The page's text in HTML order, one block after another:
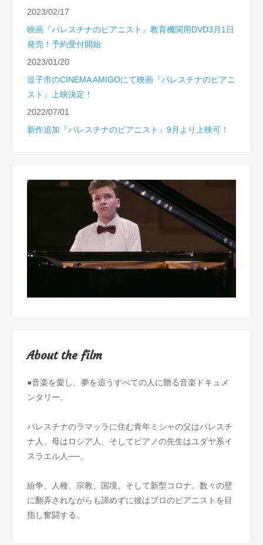
2023/02/17
映画『パレスチナのピアニスト』教育機関用DVD3月1日
発売！予約受付開始
2023/01/20
逗子市のCINEMA AMIGOにて映画『パレスチナのピアニ
スト』上映決定！
2022/07/01
新作追加『パレスチナのピアニスト』9月より上映可！
About the film
●音楽を愛し、夢を追うすべての人に贈る音楽ドキュメ
ンタリー。
パレスチナのラマッラに住む青年ミシャの父はパレスチ
ナ人、母はロシア人、そしてピアノの先生はユダヤ系イ
スラエル人──。
紛争、人種、宗教、国境、そして新型コロナ。数々の壁
に翻弄されながらも諦めずに彼はプロのピアニストを目
指し奮闘する。